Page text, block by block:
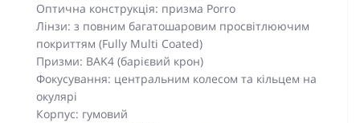
Оптична конструкція: призма Porro
Лінзи: з повним багатошаровим просвітлюючим
покриттям (Fully Multi Сoated)
Призми: BAK4 (барієвий крон)
Фокусування: центральним колесом та кільцем на
окулярі
Корпус: гумовий